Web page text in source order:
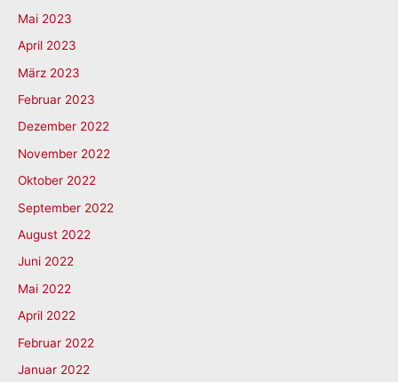
Mai 2023
April 2023
März 2023
Februar 2023
Dezember 2022
November 2022
Oktober 2022
September 2022
August 2022
Juni 2022
Mai 2022
April 2022
Februar 2022
Januar 2022